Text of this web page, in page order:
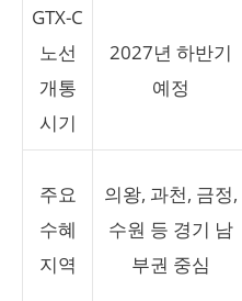
GTX-C
노선
개통
시기
2027년 하반기
예정
주요
수혜
지역
의왕, 과천, 금정,
수원 등 경기 남
부권 중심